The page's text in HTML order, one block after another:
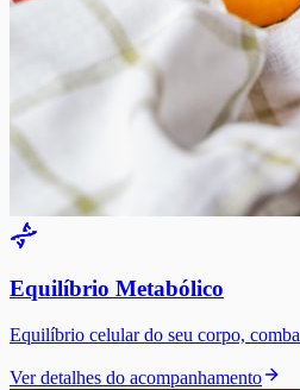
Equilíbrio Metabólico
Equilíbrio celular do seu corpo,
Ver detalhes do acompanhamento